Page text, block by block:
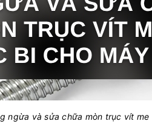
ngừa và sửa chữa mòn trục vít